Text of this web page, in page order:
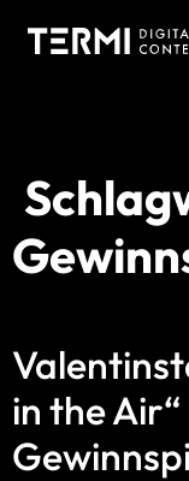
Zum
Inhalt
springen
in the